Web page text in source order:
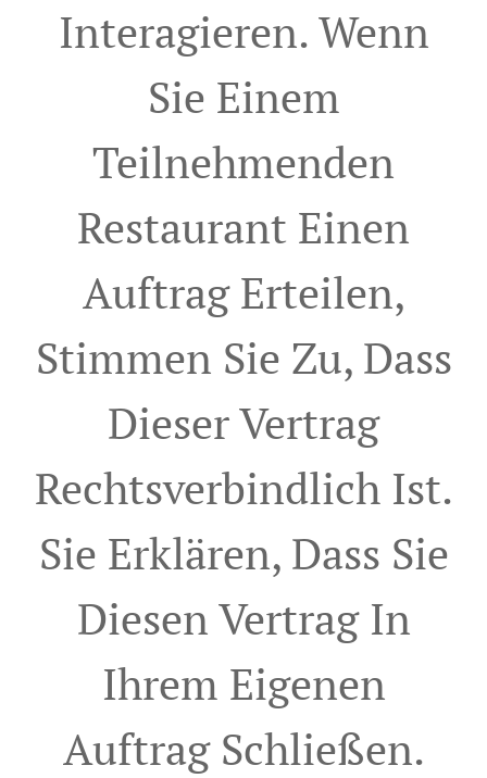
Interagieren. Wenn
Sie Einem
Teilnehmenden
Restaurant Einen
Auftrag Erteilen,
Stimmen Sie Zu, Dass
Dieser Vertrag
Rechtsverbindlich Ist.
Sie Erklären, Dass Sie
Diesen Vertrag In
Ihrem Eigenen
Auftrag Schließen.